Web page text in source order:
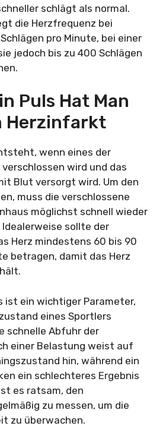
schlägt als normal.
die Herzfrequenz bei
pro Minute, bei einer
jedoch bis zu 400 Schlägen
Puls Hat Man
Herzinfarkt
wenn eines der
wird und das
Blut versorgt wird. Um den
muss die verschlossene
möglichst schnell wieder
sollte der
Herz mindestens 60 bis 90
betragen, damit das Herz
ist ein wichtiger Parameter,
eines Sportlers
schnelle Abfuhr der
einer Belastung weist auf
hin, während ein
ein schlechteres Ergebnis
es ratsam, den
zu messen, um die
zu überwachen.